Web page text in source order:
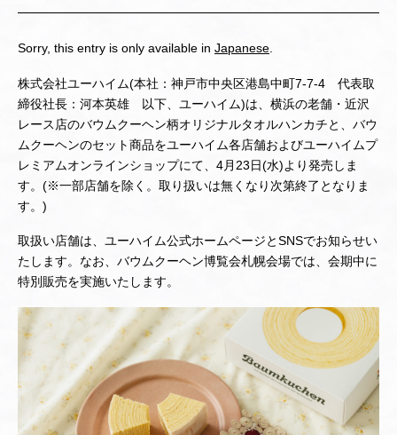
Sorry, this entry is only available in Japanese
株式会社ユーハイム(本社：神戸市中央区港島中町7-7-4 代表取
締役社長：河本英雄 以下、ユーハイム)は、横浜の老舗・近沢
レース店のバウムクーヘン柄オリジナルタオルハンカチと、バウ
ムクーヘンのセット商品をユーハイム各店舗およびユーハイムプ
レミアムオンラインショップにて、4月23日(水)より発売しま
す。(※一部店舗を除く。取り扱いは無くなり次第終了となりま
す。)
取扱い店舗は、ユーハイム公式ホームページとSNSでお知らせい
たします。なお、バウムクーヘン博覧会札幌会場では、会期中に
特別販売を実施いたします。